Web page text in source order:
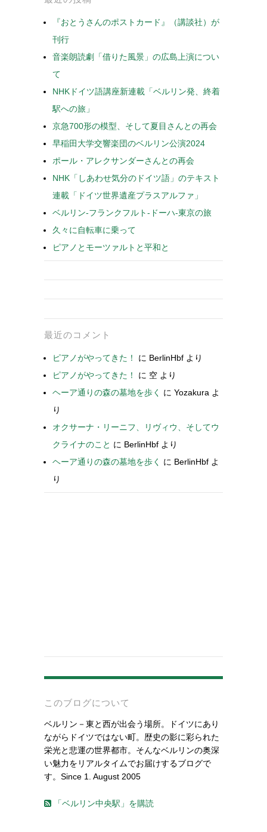
『おとうさんのポストカード』（講談社）が
刊行
音楽朗読劇「借りた風景」の広島上演につい
て
NHKドイツ語講座新連載「ベルリン発、終着
駅への旅」
京急700形の模型、そして夏目さんとの再会
早稲田大学交響楽団のベルリン公演2024
ポール・アレクサンダーさんとの再会
NHK「しあわせ気分のドイツ語」のテキスト
連載「ドイツ世界遺産プラスアルファ」
ベルリン-フランクフルト-ドーハ-東京の旅
久々に自転車に乗って
ピアノとモーツァルトと平和と
最近のコメント
ピアノがやってきた！ に BerlinHbf より
ピアノがやってきた！
に 空 より
ヘーア通りの森の墓地を歩く
に Yozakura よ
り
オクサーナ・リーニフ、リヴィウ、そしてウ
クライナのこと に BerlinHbf より
ヘーア通りの森の墓地を歩く
に BerlinHbf よ
り
-
このブログについて
ベルリン－東と西が出会う場所。ドイツにあり
ながらドイツではない町。歴史の影に彩られた
栄光と悲運の世界都市。そんなベルリンの奥深
い魅力をリアルタイムでお届けするブログで
す。Since 1. August 2005
「ベルリン中央駅」を購読